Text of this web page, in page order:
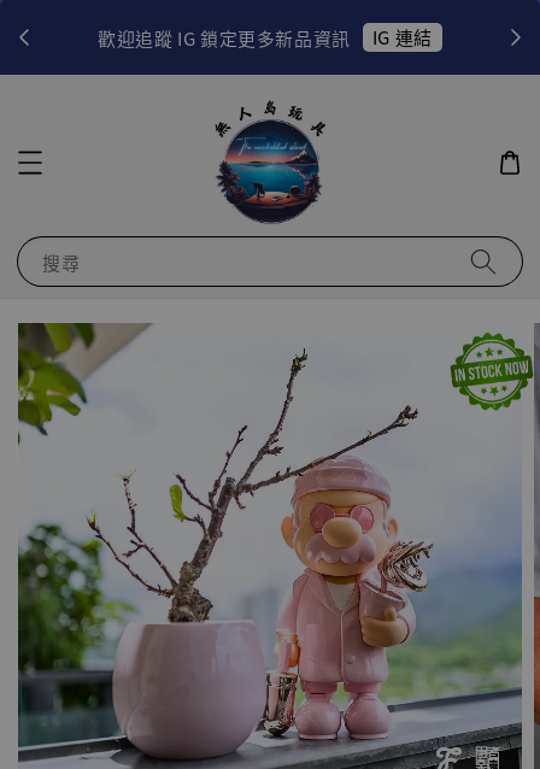
歡迎追蹤 IG 鎖定更多新品資訊 IG 連結
搜尋